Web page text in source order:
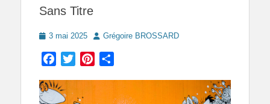
Sans Titre
Posted
3 mai 2025 Author
Grégoire BROSSARD
Facebook
TwitterPinterest